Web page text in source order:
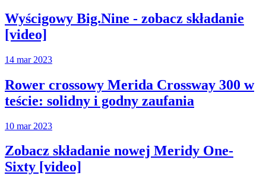
Wyścigowy Big.Nine - zobacz składanie
[video]
14 mar 2023
Rower crossowy Merida Crossway 300 w
teście: solidny i godny zaufania
10 mar 2023
Zobacz składanie nowej Meridy One-
Sixty [video]